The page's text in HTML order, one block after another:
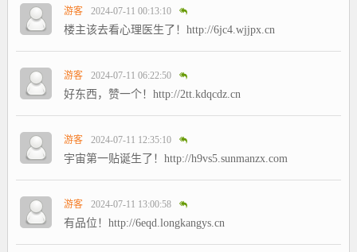
游客 2024-07-11 00:13:10
楼主该去看心理医生了！http://6jc4.wjjpx.cn
游客 2024-07-11 06:22:50
好东西，赞一个！http://2tt.kdqcdz.cn
游客 2024-07-11 12:35:10
宇宙第一贴诞生了！http://h9vs5.sunmanzx.com
游客 2024-07-11 13:00:58
有品位！http://6eqd.longkangys.cn